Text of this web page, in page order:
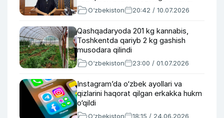
O‘zbekiston 20:42 / 10.07.2026
Qashqadaryoda 201 kg kannabis,
Toshkentda qariyb 2 kg gashish
musodara qilindi
O‘zbekiston 23:00 / 01.07.2026
Instagram’da o‘zbek ayollari va
qizlarini haqorat qilgan erkakka hukm
o‘qildi
O‘zbekiston 18:15 / 24.06.2026